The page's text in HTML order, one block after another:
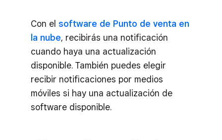
Con el software de Punto de venta en
la nube, recibirás una notificación
cuando haya una actualización
disponible. También puedes elegir
recibir notificaciones por medios
móviles si hay una actualización de
software disponible.